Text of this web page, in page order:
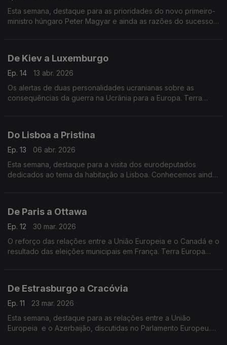
Esta semana, destaque para as prioridades do novo primeiro-
ministro húngaro Peter Magyar e ainda as razões do sucesso
De Kiev a Luxemburgo
Ep. 14
13 abr. 2026
Os alertas de duas personalidades ucranianas sobre as
consequências da guerra na Ucrânia para a Europa. Terra
Do Lisboa a Pristina
Ep. 13
06 abr. 2026
Esta semana, destaque para a visita dos eurodeputados
dedicados ao tema da habitação a Lisboa. Conhecemos ainda
De Paris a Ottawa
Ep. 12
30 mar. 2026
O reforço das relações entre a União Europeia e o Canadá e o
resultado das eleições municipais em França. Terra Europa
De Estrasburgo a Cracóvia
Ep. 11
23 mar. 2026
Esta semana, destaque para as relações entre a União
Europeia e o Azerbaijão, discutidas no Parlamento Europeu.